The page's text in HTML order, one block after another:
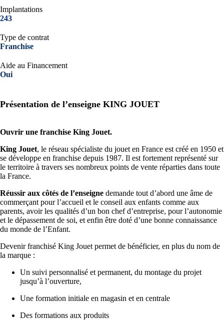
Implantations
243
Type de contrat
Franchise
Aide au Financement
Oui
Présentation de l’enseigne KING JOUET
Ouvrir une franchise King Jouet.
King Jouet, le réseau spécialiste du jouet en France est créé en 1950 et
se développe en franchise depuis 1987. Il est fortement représenté sur
le territoire à travers ses nombreux points de vente réparties dans toute
la France.
Réussir aux côtés de l’enseigne demande tout d’abord une âme de
commerçant pour l’accueil et le conseil aux enfants comme aux
parents, avoir les qualités d’un bon chef d’entreprise, pour l’autonomie
et le dépassement de soi, et enfin être doté d’une bonne connaissance
du monde de l’Enfant.
Devenir franchisé King Jouet permet de bénéficier, en plus du nom de
la marque :
Un suivi personnalisé et permanent, du montage du projet
jusqu’à l’ouverture,
Une formation initiale en magasin et en centrale
Des formations aux produits